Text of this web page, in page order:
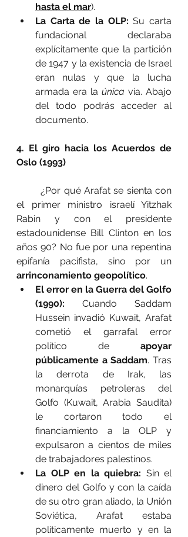
hasta el mar).
La Carta de la OLP: Su carta
fundacional declaraba
explícitamente que la partición
de 1947 y la existencia de Israel
eran nulas y que la lucha
armada era la única vía. Abajo
del todo podrás acceder al
documento.
4. El giro hacia los Acuerdos de
Oslo (1993)
	¿Por qué Arafat se sienta con
el primer ministro israelí Yitzhak
Rabin y con el presidente
estadounidense Bill Clinton en los
años 90? No fue por una repentina
arrinconamiento geopolítico.
El error en la Guerra del Golfo
(1990): Cuando Saddam
Hussein invadió Kuwait, Arafat
cometió el garrafal error
político de apoyar
públicamente a Saddam. Tras
la derrota de Irak, las
monarquías petroleras del
Golfo (Kuwait, Arabia Saudita)
le cortaron todo el
financiamiento a la OLP y
expulsaron a cientos de miles
de trabajadores palestinos.
La OLP en la quiebra: Sin el
dinero del Golfo y con la caída
de su otro gran aliado, la Unión
Soviética, Arafat estaba
políticamente muerto y en la